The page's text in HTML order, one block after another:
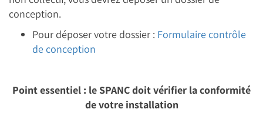
conception.
Pour déposer votre dossier : Formulaire contrôle
de conception
Point essentiel : le SPANC doit vérifier la conformité
de votre installation